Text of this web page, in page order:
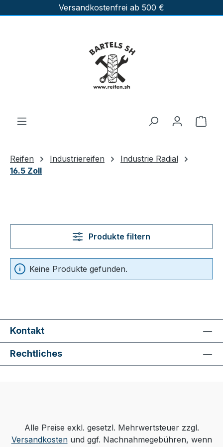
Zum Hauptinhalt springenVersandkostenfrei ab 500 €
Reifen Industriereifen
Industrie Radial
16.5 Zoll
Produkte filtern
Keine Produkte gefunden.
Kontakt
Rechtliches
Alle Preise exkl. gesetzl. Mehrwertsteuer zzgl.
Versandkostenund ggf. Nachnahmegebühren, wenn